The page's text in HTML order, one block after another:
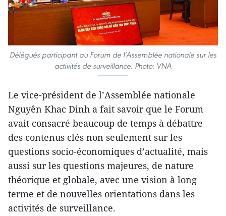
Délégués participant au Forum de l’Assemblée nationale sur les
activités de surveillance. Photo: VNA
Le vice-président de l’Assemblée nationale
Nguyên Khac Dinh a fait savoir que le Forum
avait consacré beaucoup de temps à débattre
des contenus clés non seulement sur les
questions socio-économiques d’actualité, mais
aussi sur les questions majeures, de nature
théorique et globale, avec une vision à long
terme et de nouvelles orientations dans les
activités de surveillance.